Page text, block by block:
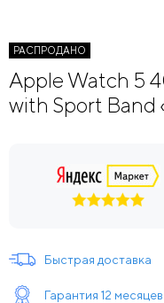
РАСПРОДАНО
Apple Watch 5
with Sport Band
Быстрая доставка
Гарантия 12 месяцев